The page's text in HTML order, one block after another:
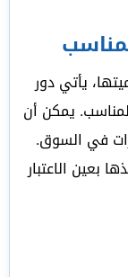
يأتي دور
يمكن أن
في السوق.
بعين الاعتبار